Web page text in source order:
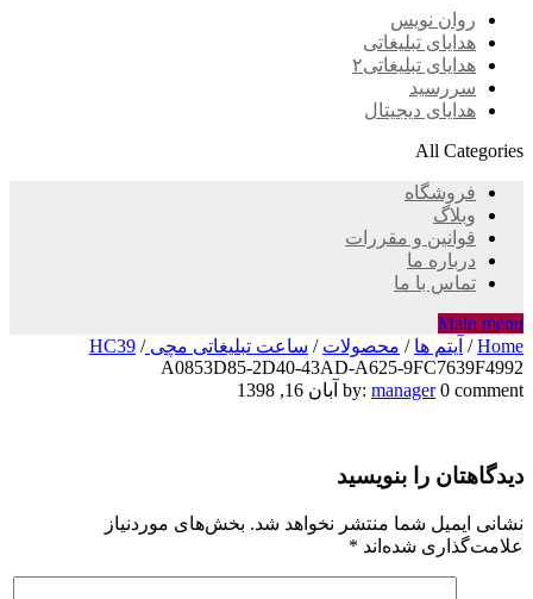
روان نویس
هدایای تبلیغاتی
هدایای تبلیغاتی۲
سررسید
هدایای دیجیتال
All Categories
فروشگاه
وبلاگ
قوانین و مقررات
درباره ما
تماس با ما
Main menu
Home
/ آیتم ها / محصولات / ساعت تبلیغاتی مچی HC39/
A0853D85-2D40-43AD-A625-9FC7639F4992
A0853D85-
43AD-
A625-
9FC7639F4992
by: manager 0 comment آبان 16, 1398
دیدگاهتان را بنویسید
نشانی ایمیل شما منتشر نخواهد شد. بخش‌های موردنیاز
علامت‌گذاری شده‌اند *